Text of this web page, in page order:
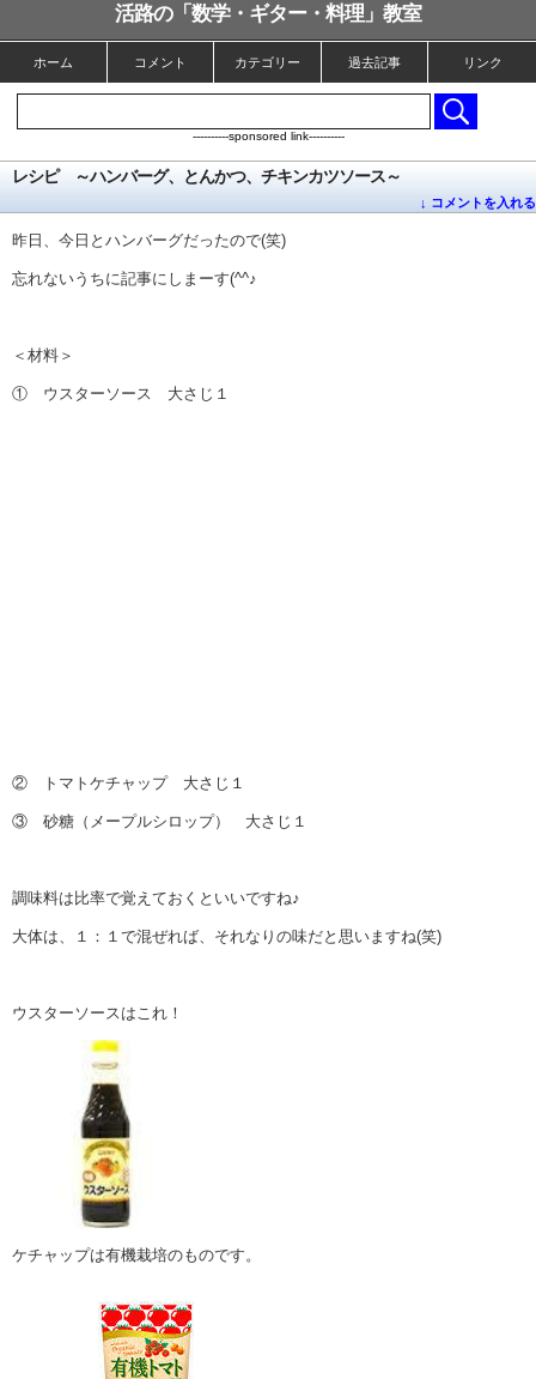
活路の「数学・ギター・料理」教室
ホーム コメント カテゴリー 過去記事 リンク
----------sponsored link----------
レシピ ～ハンバーグ、とんかつ、チキンカツソース～
↓ コメントを入れる
昨日、今日とハンバーグだったので(笑)
忘れないうちに記事にしまーす(^^♪
＜材料＞
① ウスターソース 大さじ１
② トマトケチャップ 大さじ１
③ 砂糖（メープルシロップ） 大さじ１
調味料は比率で覚えておくといいですね♪
大体は、１：１で混ぜれば、それなりの味だと思いますね(笑)
ウスターソースはこれ！
ケチャップは有機栽培のものです。